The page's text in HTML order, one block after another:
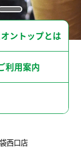
ントップとは
利用案内
西口店